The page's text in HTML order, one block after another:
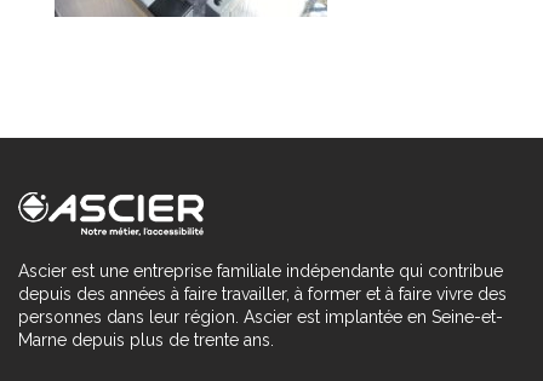
Ascier est une entreprise familiale indépendante qui contribue
depuis des années à faire travailler, à former et à faire vivre des
personnes dans leur région. Ascier est implantée en Seine-et-
Marne depuis plus de trente ans.